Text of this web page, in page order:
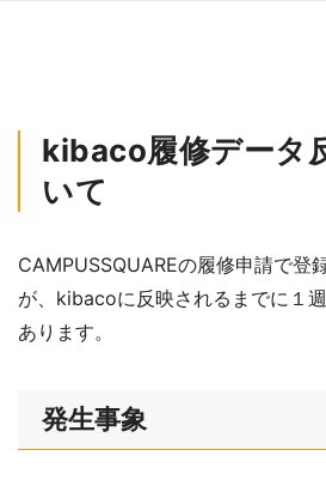
kibaco履修データ
いて
CAMPUSSQUAREの履修申請で登
が、 kibacoに反映されるまでに１
あります。
発生事象